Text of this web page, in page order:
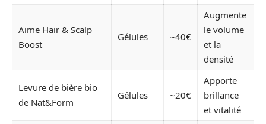
Aime Hair & Scalp
Boost
Gélules ~40€
Augmente
le volume
et la
densité
Levure de bière bio
de Nat&Form
Gélules ~20€
Apporte
brillance
et vitalité